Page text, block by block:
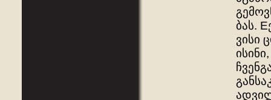
ბას.
ვისი